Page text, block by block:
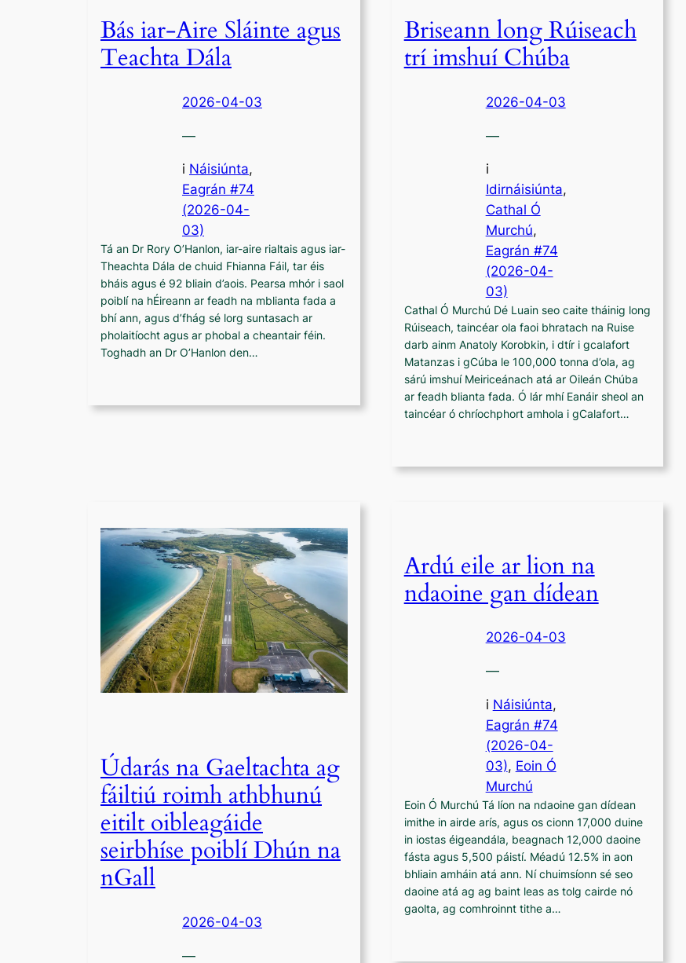
Bás iar-Aire Sláinte agus
Teachta Dála
2026-04-03
—
i Náisiúnta,
Eagrán #74
(2026-04-
03)
Tá an Dr Rory O’Hanlon, iar-aire rialtais agus iar-
Theachta Dála de chuid Fhianna Fáil, tar éis
bháis agus é 92 bliain d’aois. Pearsa mhór i saol
poiblí na hÉireann ar feadh na mblianta fada a
bhí ann, agus d’fhág sé lorg suntasach ar
pholaitíocht agus ar phobal a cheantair féin.
Toghadh an Dr O’Hanlon den…
Briseann long Rúiseach
trí imshuí Chúba
2026-04-03
—
i
Idirnáisiúnta,
Cathal Ó
Murchú
Eagrán #74
(2026-04-
03)
Cathal Ó Murchú Dé Luain seo caite tháinig long
Rúiseach, taincéar ola faoi bhratach na Ruise
darb ainm Anatoly Korobkin, i dtír i gcalafort
Matanzas i gCúba le 100,000 tonna d’ola, ag
sárú imshuí Meiriceánach atá ar Oileán Chúba
ar feadh blianta fada. Ó lár mhí Eanáir sheol an
taincéar ó chríochphort amhola i gCalafort…
Údarás na Gaeltachta ag
fáiltiú roimh athbhunú
eitilt oibleagáide
seirbhíse poiblí Dhún na
nGall
2026-04-03
—
Ardú eile ar lion na
ndaoine gan dídean
2026-04-03
—
i Náisiúnta,
Eagrán #74
(2026-04-
03), Eoin Ó
Murchú
Eoin Ó Murchú Tá líon na ndaoine gan dídean
imithe in airde arís, agus os cionn 17,000 duine
in iostas éigeandála, beagnach 12,000 daoine
fásta agus 5,500 páistí. Méadú 12.5% in aon
bhliain amháin atá ann. Ní chuimsíonn sé seo
daoine atá ag ag baint leas as tolg cairde nó
gaolta, ag comhroinnt tithe a…